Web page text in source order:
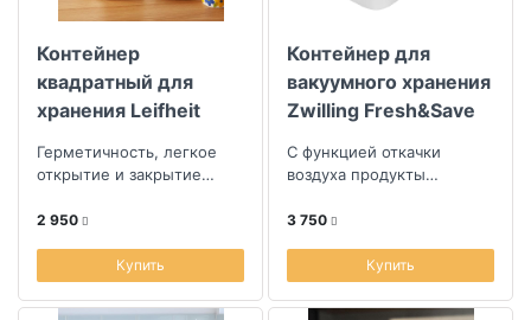
Контейнер
квадратный для
хранения Leifheit
Герметичность, легкое
открытие и закрытие
2 950
Купить
Контейнер для
вакуумного хранения
Zwilling Fresh&Save
С функцией откачки
воздуха продукты
пяти раз дольше, чем при
3 750
Купить